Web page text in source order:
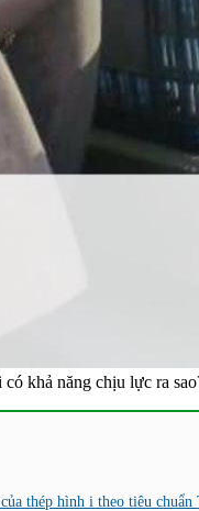
khả năng chịu lực ra
thép hình i theo tiêu chuẩn